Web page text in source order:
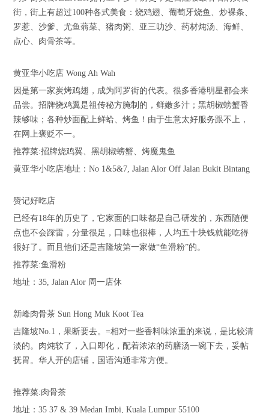
街，街上有超过100种各式美食：烧鸡翅、葡萄牙烧鱼、炒裸条、
罗惹、沙爹、尤鱼蓊菜、猪肉粥、亚三叻沙、药材炖汤、海鲜、
点心、肉骨茶等。
黄亚华小吃店 Wong Ah Wah
因是第一家炭烤鸡翅，成为阿罗街的代表。很多香港明星都会来
品尝。招牌烧鸡翼是祖传秘方腌制的，鲜嫩多汁；黑胡椒螃蟹香
辣够味；各种炒面配上鲜蛤、烤鱼！由于生意太好服务跟不上，
在网上褒贬不一。
推荐菜:招牌烧鸡翼、黑胡椒螃蟹、烤魔鬼鱼
黄亚华小吃店地址：No 1&5&7, Jalan Alor Off Jalan Bukit Bintang
赞记好吃店
已经有18年的历史了，它家面的口味都是自己研发的，东西随便
点也不会踩雷，分量很足，口味也很棒，人均五十块钱就能吃得
很好了。而且他们还是吉隆坡第一家做“鱼滑粉”的。
推荐菜:鱼滑粉
地址：35, Jalan Alor 周一店休
新峰肉骨茶 Sun Hong Muk Koot Tea
吉隆坡No.1，果断要去。=相对一些香料味浓重的来说，是比较清
淡的。肉炖软了，入口即化，配着浓浓的药膳汤一碗下去，妥帖
抚胃。华人开的店铺，国语沟通非常方便。
推荐菜:肉骨茶
地址：35 37 & 39 Medan Imbi, Kuala Lumpur 55100